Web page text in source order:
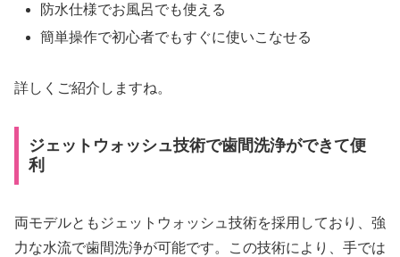
防水仕様でお風呂でも使える
簡単操作で初心者でもすぐに使いこなせる
詳しくご紹介しますね。
ジェットウォッシュ技術で歯間洗浄ができて便
利
両モデルともジェットウォッシュ技術を採用しており、強
力な水流で歯間洗浄が可能です。この技術により、手では